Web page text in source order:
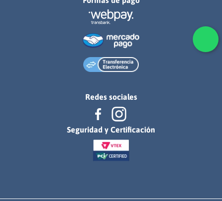
Redes sociales
Seguridad y Certificación